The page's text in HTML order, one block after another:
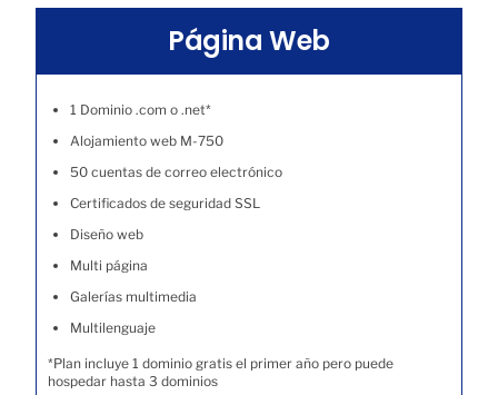
Página Web
1 Dominio .com o .net*
Alojamiento web M-750
50 cuentas de correo electrónico
Certificados de seguridad SSL
Diseño web
Multi página
Galerías multimedia
Multilenguaje
*Plan incluye 1 dominio gratis el primer año pero puede
hospedar hasta 3 dominios